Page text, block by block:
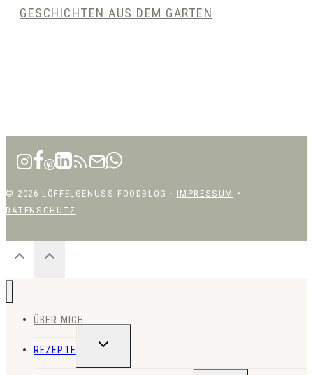
GESCHICHTEN AUS DEM GARTEN
© 2026 LÖFFELGENUSS FOODBLOG · IMPRESSUM •
DATENSCHUTZ
ÜBER MICH
REZEPTE
UNTERMENÜ